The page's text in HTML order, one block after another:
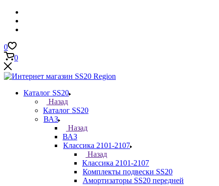
0
0
Каталог SS20
Назад
Каталог SS20
ВАЗ
Назад
ВАЗ
Классика 2101-2107
Назад
Классика 2101-2107
Комплекты подвески SS20
Амортизаторы SS20 передней